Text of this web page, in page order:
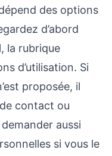
des options
d’abord
la rubrique
d’utilisation. Si
proposée, il
contact ou
aussi
si vous le